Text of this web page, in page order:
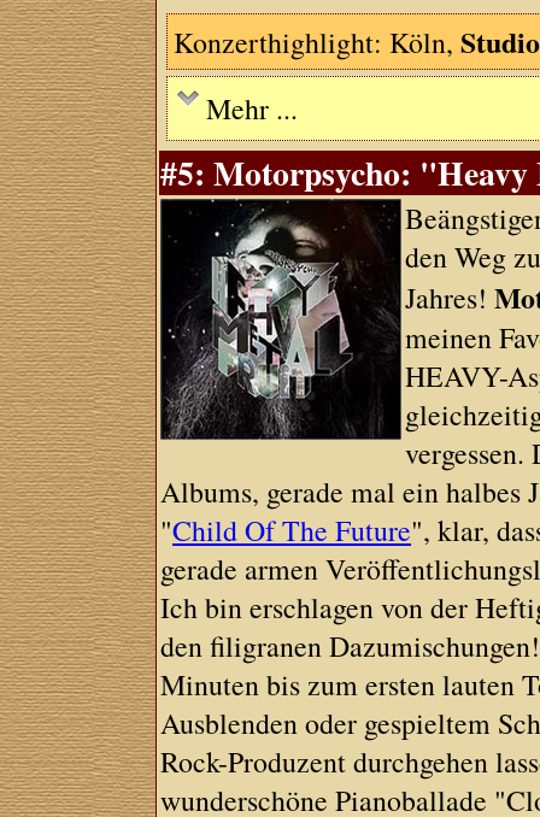
Konzerthighlight: Köln,
Mehr ...
#5: Motorpsycho:
den Weg
Jahres!
meinen
HEAVY-
vergessen.
Albums, gerade mal ein
"Child Of The Future", klar,
gerade armen
Ich bin erschlagen von der
den filigranen
Minuten bis zum ersten lauten
Ausblenden oder gespieltem
Rock-Produzent durchgehen
wunderschöne Pianoballade